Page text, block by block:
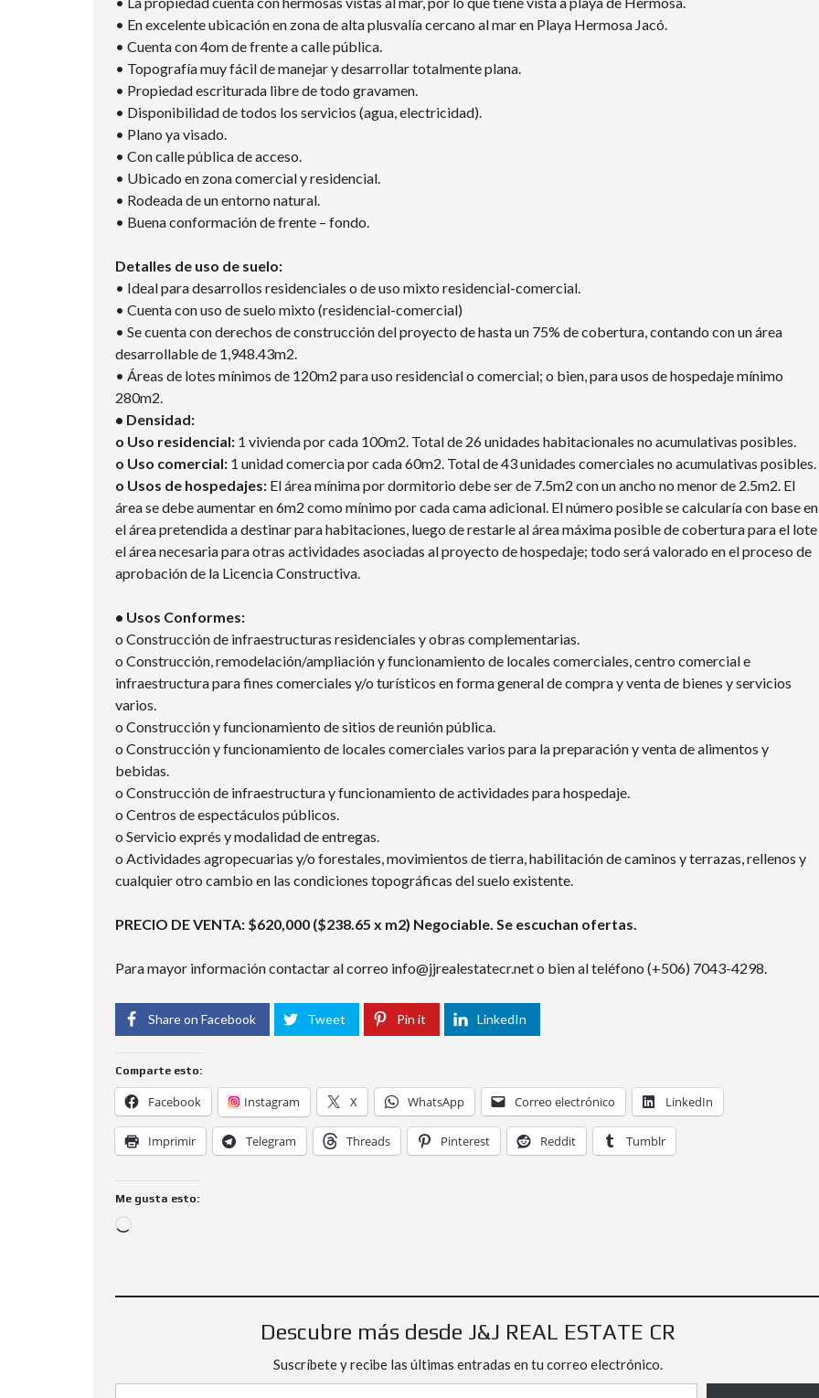
• En excelente ubicación en zona de alta plusvalía cercano al mar en Playa Hermosa Jacó.
• Cuenta con 4om de frente a calle pública.
• Topografía muy fácil de manejar y desarrollar totalmente plana.
• Propiedad escriturada libre de todo gravamen.
• Disponibilidad de todos los servicios (agua, electricidad).
• Plano ya visado.
• Con calle pública de acceso.
• Ubicado en zona comercial y residencial.
• Rodeada de un entorno natural.
• Buena conformación de frente – fondo.
Detalles de uso de suelo:
• Ideal para desarrollos residenciales o de uso mixto residencial-comercial.
• Cuenta con uso de suelo mixto (residencial-comercial)
• Se cuenta con derechos de construcción del proyecto de hasta un 75% de cobertura, contando con un área
desarrollable de 1,948.43m2.
• Áreas de lotes mínimos de 120m2 para uso residencial o comercial; o bien, para usos de hospedaje mínimo
280m2.
• Densidad:
o Uso residencial: 1 vivienda por cada 100m2. Total de 26 unidades habitacionales no acumulativas posibles.
o Uso comercial: 1 unidad comercia por cada 60m2. Total de 43 unidades comerciales no acumulativas posibles.
o Usos de hospedajes: El área mínima por dormitorio debe ser de 7.5m2 con un ancho no menor de 2.5m2. El
área se debe aumentar en 6m2 como mínimo por cada cama adicional. El número posible se calcularía con base en
el área pretendida a destinar para habitaciones, luego de restarle al área máxima posible de cobertura para el lote
el área necesaria para otras actividades asociadas al proyecto de hospedaje; todo será valorado en el proceso de
aprobación de la Licencia Constructiva.
• Usos Conformes:
o Construcción de infraestructuras residenciales y obras complementarias.
o Construcción, remodelación/ampliación y funcionamiento de locales comerciales, centro comercial e
infraestructura para fines comerciales y/o turísticos en forma general de compra y venta de bienes y servicios
varios.
o Construcción y funcionamiento de sitios de reunión pública.
o Construcción y funcionamiento de locales comerciales varios para la preparación y venta de alimentos y
bebidas.
o Construcción de infraestructura y funcionamiento de actividades para hospedaje.
o Centros de espectáculos públicos.
o Servicio exprés y modalidad de entregas.
o Actividades agropecuarias y/o forestales, movimientos de tierra, habilitación de caminos y terrazas, rellenos y
cualquier otro cambio en las condiciones topográficas del suelo existente.
PRECIO DE VENTA: $620,000 ($238.65 x m2) Negociable. Se escuchan ofertas.
Para mayor información contactar al correo info@jjrealestatecr.net o bien al teléfono (+506) 7043-4298.
Share on Facebook Tweet Pin it LinkedIn
Comparte esto:
Facebook Instagram X WhatsApp Correo electrónico LinkedIn
Imprimir Telegram Threads Pinterest Reddit Tumblr
Me gusta esto:
Descubre más desde J&J REAL ESTATE CR
Suscríbete y recibe las últimas entradas en tu correo electrónico.